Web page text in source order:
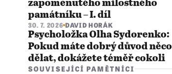
zapomenutého milostného
památníku – I. díl
30. 7. 2026 DAVID HORÁK
Psycholožka Olha Sydorenko:
Pokud máte dobrý důvod něco
dělat, dokážete téměř cokoli
SOUVISEJÍCÍ PAMĚTNÍCI